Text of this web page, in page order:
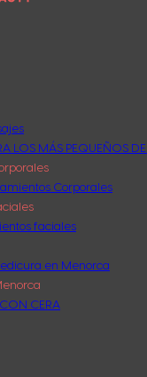
LOS MÁS PEQUEÑOS
Corporales
faciales
en Menorca
CERA